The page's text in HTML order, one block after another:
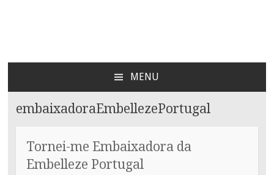
Bailarina Azul
MENU
CONTENT
embaixadoraEmbellezePortugal
Tornei-me Embaixadora da
Embelleze Portugal